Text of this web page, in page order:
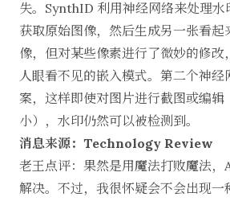
失。SynthID 利用神经网络来处理水
获取原始图像，然后生成另一张看起
像，但对某些像素进行了微妙的修改
人眼看不见的嵌入模式。第二个神经
案，这样即使对图片进行截图或编辑
小），水印仍然可以被检测到。
消息来源：Technology Review
老王点评：果然是用魔法打败魔法，
解决。不过，我很怀疑会不会出现一